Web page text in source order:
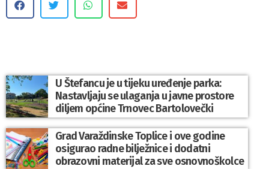
U Štefancu je u tijeku uređenje parka:
Nastavljaju se ulaganja u javne prostore
diljem općine Trnovec Bartolovečki
Grad Varaždinske Toplice i ove godine
osigurao radne bilježnice i dodatni
obrazovni materijal za sve osnovnoškolce